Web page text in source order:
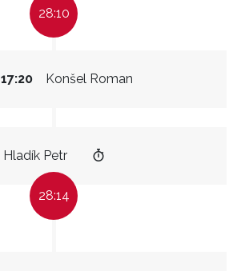
28:10
Konšel Roman
17:20
Hladík Petr
28:14